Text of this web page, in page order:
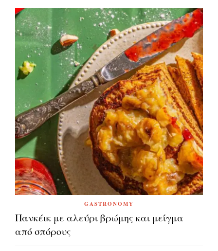
GASTRONOMY
Πανκέικ με αλεύρι βρώμης και μείγμα
από σπόρους